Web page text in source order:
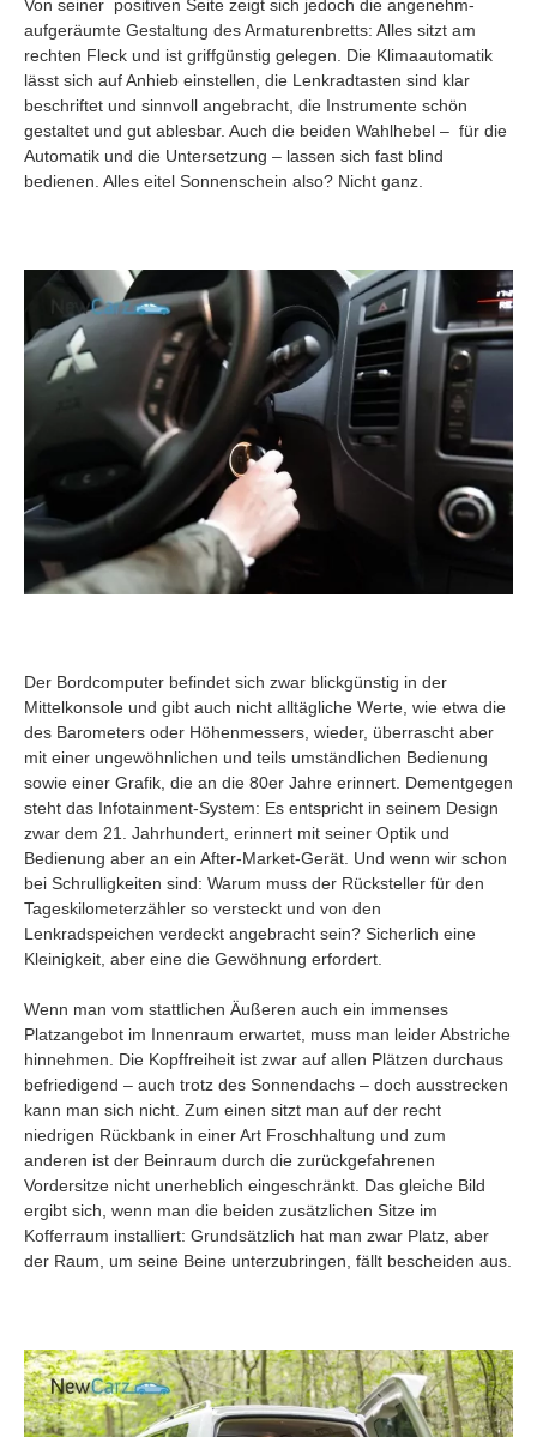
Von seiner positiven Seite zeigt sich jedoch die angenehm-
aufgeräumte Gestaltung des Armaturenbretts: Alles sitzt am
rechten Fleck und ist griffgünstig gelegen. Die Klimaautomatik
lässt sich auf Anhieb einstellen, die Lenkradtasten sind klar
beschriftet und sinnvoll angebracht, die Instrumente schön
gestaltet und gut ablesbar. Auch die beiden Wahlhebel – für die
Automatik und die Untersetzung – lassen sich fast blind
bedienen. Alles eitel Sonnenschein also? Nicht ganz.
Der Bordcomputer befindet sich zwar blickgünstig in der
Mittelkonsole und gibt auch nicht alltägliche Werte, wie etwa die
des Barometers oder Höhenmessers, wieder, überrascht aber
mit einer ungewöhnlichen und teils umständlichen Bedienung
sowie einer Grafik, die an die 80er Jahre erinnert. Dementgegen
steht das Infotainment-System: Es entspricht in seinem Design
zwar dem 21. Jahrhundert, erinnert mit seiner Optik und
Bedienung aber an ein After-Market-Gerät. Und wenn wir schon
bei Schrulligkeiten sind: Warum muss der Rücksteller für den
Tageskilometerzähler so versteckt und von den
Lenkradspeichen verdeckt angebracht sein? Sicherlich eine
Kleinigkeit, aber eine die Gewöhnung erfordert.
Wenn man vom stattlichen Äußeren auch ein immenses
Platzangebot im Innenraum erwartet, muss man leider Abstriche
hinnehmen. Die Kopffreiheit ist zwar auf allen Plätzen durchaus
befriedigend – auch trotz des Sonnendachs – doch ausstrecken
kann man sich nicht. Zum einen sitzt man auf der recht
niedrigen Rückbank in einer Art Froschhaltung und zum
anderen ist der Beinraum durch die zurückgefahrenen
Vordersitze nicht unerheblich eingeschränkt. Das gleiche Bild
ergibt sich, wenn man die beiden zusätzlichen Sitze im
Kofferraum installiert: Grundsätzlich hat man zwar Platz, aber
der Raum, um seine Beine unterzubringen, fällt bescheiden aus.